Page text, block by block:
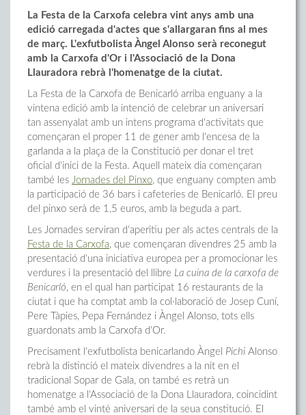
La Festa de la Carxofa celebra vint anys amb una
edició carregada d'actes que s'allargaran fins al mes
de març. L'exfutbolista Àngel Alonso serà reconegut
amb la Carxofa d'Or i l'Associació de la Dona
Llauradora rebrà l'homenatge de la ciutat.
La Festa de la Carxofa de Benicarló arriba enguany a la
vintena edició amb la intenció de celebrar un aniversari
tan assenyalat amb un intens programa d'activitats que
començaran el proper 11 de gener amb l'encesa de la
garlanda a la plaça de la Constitució per donar el tret
oficial d'inici de la Festa. Aquell mateix dia començaran
també les Jornades del Pinxo, que enguany compten amb
la participació de 36 bars i cafeteries de Benicarló. El preu
del pinxo serà de 1,5 euros, amb la beguda a part.
Les Jornades serviran d'aperitiu per als actes centrals de la
Festa de la Carxofa, que començaran divendres 25 amb la
presentació d'una iniciativa europea per a promocionar les
verdures i la presentació del llibre La cuina de la carxofa de
Benicarló, en el qual han participat 16 restaurants de la
ciutat i que ha comptat amb la col·laboració de Josep Cuní,
Pere Tàpies, Pepa Fernández i Àngel Alonso, tots ells
guardonats amb la Carxofa d'Or.
Precisament l'exfutbolista benicarlando Àngel Pichi Alonso
rebrà la distinció el mateix divendres a la nit en el
tradicional Sopar de Gala, on també es retrà un
homenatge a l'Associació de la Dona Llauradora, coincidint
també amb el vinté aniversari de la seua constitució. El